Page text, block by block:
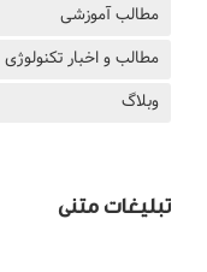
مطالب آموزشی
مطالب و اخبار تکنولوژی
وبلاگ
تبلیغات متنی